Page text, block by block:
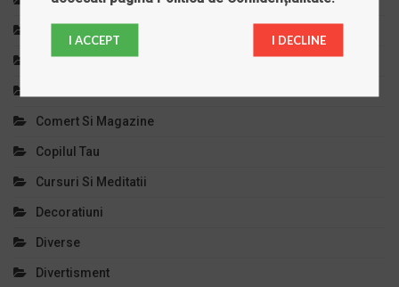
Cinema
Comert Si Magazine
Copilul Tau
Cursuri Si Meditatii
Decoratiuni
Diverse
Divertisment
I ACCEPT I DECLINE